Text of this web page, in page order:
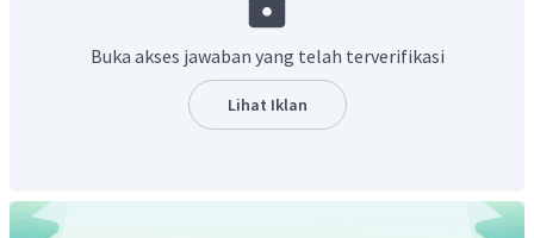
produsen, dan lain lain. Sehingga adanya sumber energi
energi fosil yang semakin berkurang.
Buka akses jawaban yang telah terverifikasi
Lihat Iklan